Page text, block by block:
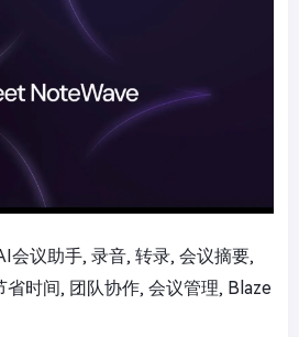
会议助手, 录音, 转录, 会议摘要,
省时间, 团队协作, 会议管理, Blaze